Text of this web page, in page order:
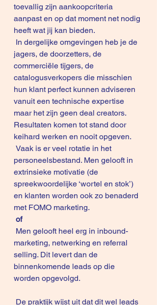
toevallig zijn aankoopcriteria
aanpast en op dat moment net nodig
heeft wat jij kan bieden.
jagers, de doorzetters, de
commerciële tijgers, de
catalogusverkopers die misschien
hun klant perfect kunnen adviseren
vanuit een technische expertise
maar het zijn geen deal creators.
Resultaten komen tot stand door
keihard werken en nooit opgeven.
personeelsbestand. Men gelooft in
extrinsieke motivatie (de
spreekwoordelijke ‘wortel en stok’)
en klanten worden ook zo benaderd
met FOMO marketing.
of
marketing, netwerking en referral
selling. Dit levert dan de
binnenkomende leads op die
worden opgevolgd.